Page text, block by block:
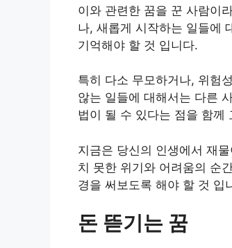
이와 관련한 꿈을 꾼 사람이
나, 새롭게 시작하는 일들에
기억해야 할 것 입니다.
특히 다소 무모하거나, 위험
않는 일들에 대해서는 다른
법이 될 수 있다는 점을 함께
지금은 당신의 인생에서 재
치 못한 위기와 어려움의 순
경을 써보도록 해야 할 것 입
돈 뜯기는 꿈